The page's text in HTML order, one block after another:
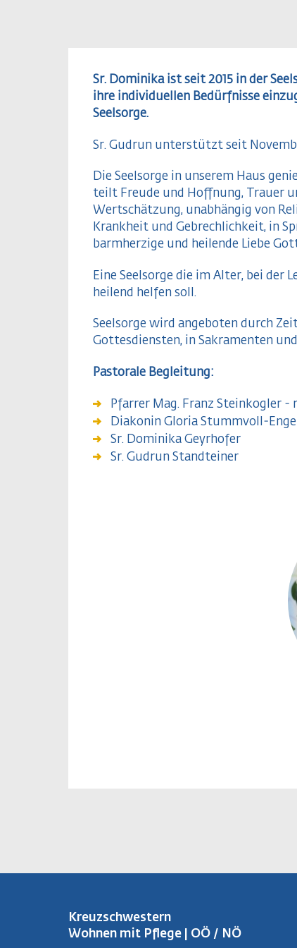
Sr. Dominika ist seit 2015 in der
ihre individuellen Bedürfnisse
Seelsorge.
Sr. Gudrun unterstützt seit
Die Seelsorge in unserem Haus
teilt Freude und Hoffnung, Trauer
Wertschätzung, unabhängig von
Krankheit und Gebrechlichkeit, in
barmherzige und heilende Liebe
Eine Seelsorge die im Alter, bei der
heilend helfen soll.
Seelsorge wird angeboten durch
Gottesdiensten, in Sakramenten
Pastorale Begleitung:
Pfarrer Mag. Franz Steinkogler -
Diakonin Gloria Stummvoll-
Sr. Dominika Geyrhofer
Sr. Gudrun Standteiner
Kreuzschwestern
Wohnen mit Pflege | OÖ / NÖ